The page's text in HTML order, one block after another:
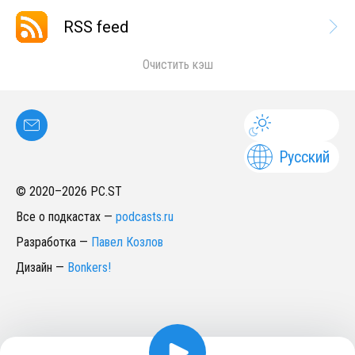
RSS feed
Очистить кэш
Русский
© 2020–2026 PC.ST
Все о подкастах — podcasts.ru
Разработка — Павел Козлов
Дизайн — Bonkers!